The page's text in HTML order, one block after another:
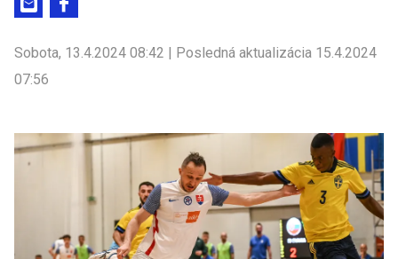
Sobota, 13.4.2024 08:42 | Posledná aktualizácia 15.4.2024
07:56